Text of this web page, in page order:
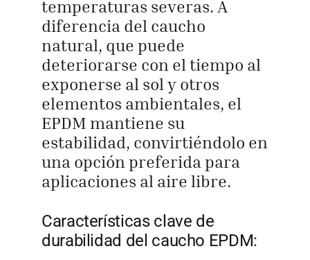
temperaturas severas. A
diferencia del caucho
natural, que puede
deteriorarse con el tiempo al
exponerse al sol y otros
elementos ambientales, el
EPDM mantiene su
estabilidad, convirtiéndolo en
una opción preferida para
aplicaciones al aire libre.
Características clave de
durabilidad del caucho EPDM: